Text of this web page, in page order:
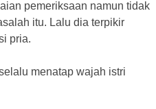
pemeriksaan namun tidak
itu. Lalu dia terpikir
pria.
menatap wajah istri